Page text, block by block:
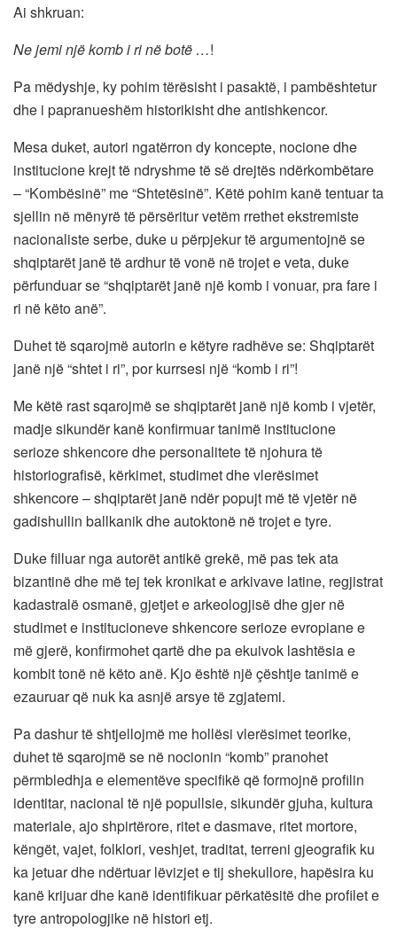
Ai shkruan:
Ne jemi një komb i ri në botë …!
Pa mëdyshje, ky pohim tërësisht i pasaktë, i pambështetur
dhe i papranueshëm historikisht dhe antishkencor.
Mesa duket, autori ngatërron dy koncepte, nocione dhe
institucione krejt të ndryshme të së drejtës ndërkombëtare
– “Kombësinë” me “Shtetësinë”. Këtë pohim kanë tentuar ta
sjellin në mënyrë të përsëritur vetëm rrethet ekstremiste
nacionaliste serbe, duke u përpjekur të argumentojnë se
shqiptarët janë të ardhur të vonë në trojet e veta, duke
përfunduar se “shqiptarët janë një komb i vonuar, pra fare i
ri në këto anë”.
Duhet të sqarojmë autorin e këtyre radhëve se: Shqiptarët
janë një “shtet i ri”, por kurrsesi një “komb i ri”!
Me këtë rast sqarojmë se shqiptarët janë një komb i vjetër,
madje sikundër kanë konfirmuar tanimë institucione
serioze shkencore dhe personalitete të njohura të
historiografisë, kërkimet, studimet dhe vlerësimet
shkencore – shqiptarët janë ndër popujt më të vjetër në
gadishullin ballkanik dhe autoktonë në trojet e tyre.
Duke filluar nga autorët antikë grekë, më pas tek ata
bizantinë dhe më tej tek kronikat e arkivave latine, regjistrat
kadastralë osmanë, gjetjet e arkeologjisë dhe gjer në
studimet e institucioneve shkencore serioze evropiane e
më gjerë, konfirmohet qartë dhe pa ekuivok lashtësia e
kombit tonë në këto anë. Kjo është një çështje tanimë e
ezauruar që nuk ka asnjë arsye të zgjatemi.
Pa dashur të shtjellojmë me hollësi vlerësimet teorike,
duhet të sqarojmë se në nocionin “komb” pranohet
përmbledhja e elementëve specifikë që formojnë profilin
identitar, nacional të një popullsie, sikundër gjuha, kultura
materiale, ajo shpirtërore, ritet e dasmave, ritet mortore,
këngët, vajet, folklori, veshjet, traditat, terreni gjeografik ku
ka jetuar dhe ndërtuar lëvizjet e tij shekullore, hapësira ku
kanë krijuar dhe kanë identifikuar përkatësitë dhe profilet e
tyre antropologjike në histori etj.